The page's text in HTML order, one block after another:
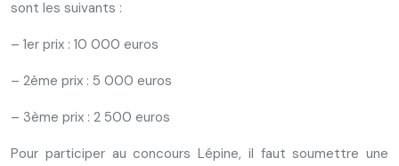
sont les suivants :
– 1er prix : 10 000 euros
– 2ème prix : 5 000 euros
– 3ème prix : 2 500 euros
Pour participer au concours Lépine, il faut soumettre une